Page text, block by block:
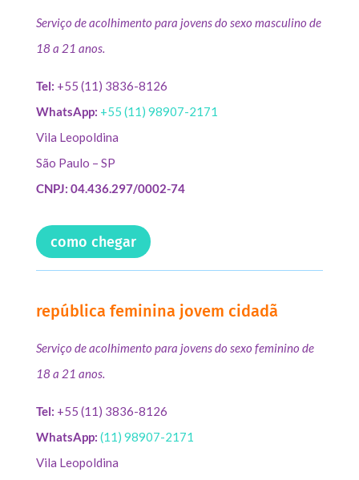
Serviço de acolhimento para jovens do sexo masculino de
18 a 21 anos.
Tel: +55 (11) 3836-8126
WhatsApp: +55 (11) 98907-2171
Vila Leopoldina
São Paulo – SP
CNPJ: 04.436.297/0002-74
como chegar
república feminina jovem cidadã
Serviço de acolhimento para jovens do sexo feminino de
18 a 21 anos.
Tel: +55 (11) 3836-8126
WhatsApp: (11) 98907-2171
Vila Leopoldina